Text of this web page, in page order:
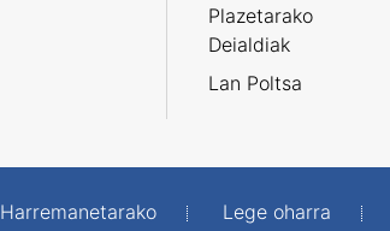
Plazetarako
Deialdiak
Lan Poltsa
Harremanetarako Lege oharra